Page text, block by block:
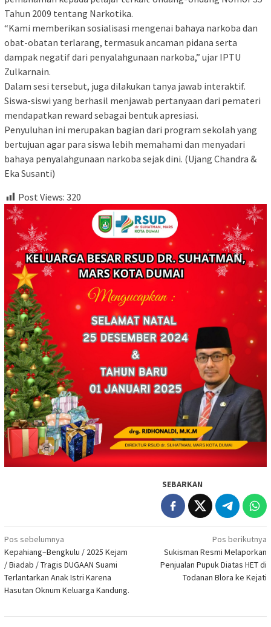
Tahun 2009 tentang Narkotika.
“Kami memberikan sosialisasi mengenai bahaya narkoba dan
obat-obatan terlarang, termasuk ancaman pidana serta
dampak negatif dari penyalahgunaan narkoba,” ujar IPTU
Zulkarnain.
Dalam sesi tersebut, juga dilakukan tanya jawab interaktif.
Siswa-siswi yang berhasil menjawab pertanyaan dari pemateri
mendapatkan reward sebagai bentuk apresiasi.
Penyuluhan ini merupakan bagian dari program sekolah yang
bertujuan agar para siswa lebih memahami dan menyadari
bahaya penyalahgunaan narkoba sejak dini. (Ujang Chandra &
Eka Susanti)
Post Views: 320
SEBARKAN
Navigasi
pos
Pos sebelumnya
Kepahiang–Bengkulu / 2025 Kejam
/ Biadab / Tragis DUGAAN Suami
Terlantarkan Anak Istri Karena
Hasutan Oknum Keluarga Kandung.
Pos berikutnya
Sukisman Resmi Melaporkan
Penjualan Pupuk Diatas HET di
Todanan Blora ke Kejati